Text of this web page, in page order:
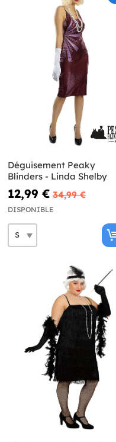
Déguisement Peaky
Blinders - Linda Shelby
12,99 € 34,99 €
DISPONIBLE